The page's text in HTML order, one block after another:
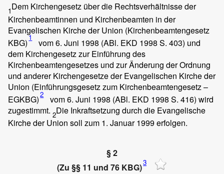
1Dem Kirchengesetz über die Rechtsverhältnisse der
Kirchenbeamtinnen und Kirchenbeamten in der
Evangelischen Kirche der Union (Kirchenbeamtengesetz
KBG)1
vom 6. Juni 1998 (ABl. EKD 1998 S. 403) und
dem Kirchengesetz zur Einführung des
Kirchenbeamtengesetzes und zur Änderung der Ordnung
und anderer Kirchengesetze der Evangelischen Kirche der
Union (Einführungsgesetz zum Kirchenbeamtengesetz –
EGKBG)2
vom 6. Juni 1998 (ABl. EKD 1998 S. 416) wird
zugestimmt. 2Die Inkraftsetzung durch die Evangelische
Kirche der Union soll zum 1. Januar 1999 erfolgen.
§ 2
(Zu §§ 11 und 76 KBG)3